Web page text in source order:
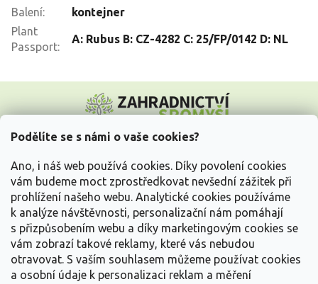
Podělíte se s námi o vaše cookies?
Ano, i náš web používá cookies. Díky povolení cookies
vám budeme moct zprostředkovat nevšední zážitek při
prohlížení našeho webu. Analytické cookies používáme
k analýze návštěvnosti, personalizační nám pomáhají
s přizpůsobením webu a díky marketingovým cookies se
vám zobrazí takové reklamy, které vás nebudou
otravovat. S vaším souhlasem můžeme používat cookies
a osobní údaje k personalizaci reklam a měření
Balení:
kontejner
Plant
Passport:
A: Rubus B: CZ-4282 C: 25/FP/0142 D: NL
p
Vše o nákupu
Informace pro Vás
Kontakujte nás